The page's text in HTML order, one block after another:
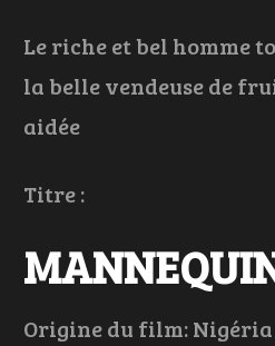
Le riche et bel homme
la belle vendeuse de
aidée
Titre :
Origine du film: Nigéria